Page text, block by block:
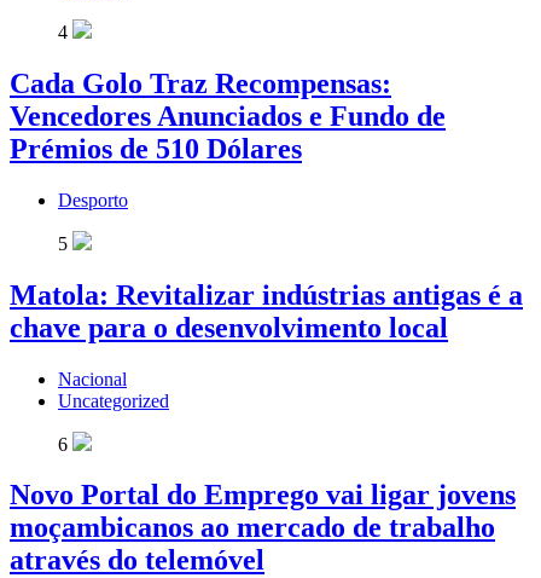
4
Cada Golo Traz Recompensas:
Vencedores Anunciados e Fundo de
Prémios de 510 Dólares
Desporto
5
Matola: Revitalizar indústrias antigas é a
chave para o desenvolvimento local
Nacional
Uncategorized
6
Novo Portal do Emprego vai ligar jovens
moçambicanos ao mercado de trabalho
através do telemóvel